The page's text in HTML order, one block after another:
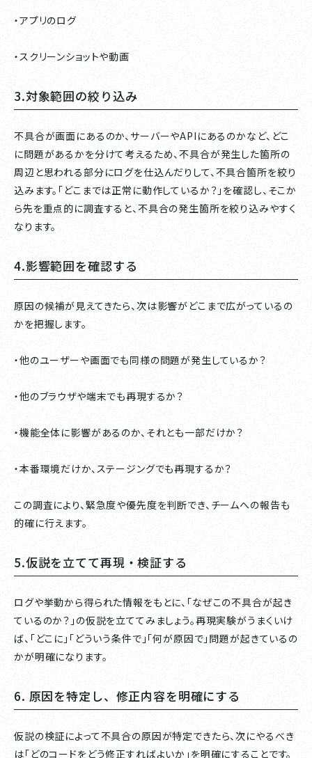
・アプリのログ
・スクリーンショットや動画
3.対象範囲の絞り込み
不具合が画面にあるのか、サーバーやAPIにあるのかなど、どこ
に問題があるかを分けて考えるため、不具合が発生した箇所の
周辺と思われる部分にログを仕込んだりして、不具合箇所を絞り
込みます。「どこまでは正常に動作しているか？」を確認し、そこか
ら先を重点的に調査すると、不具合の発生箇所を絞り込みやすく
なります。
4.影響範囲を確認する
原因の候補が見えてきたら、次は影響がどこまで広がっているの
かを把握します。
・他のユーザーや画面でも同様の問題が発生しているか？
・他のブラウザや端末でも再現するか？
・機能全体に影響があるのか、それとも一部だけか？
・本番環境だけか、ステージングでも再現するか？
この調査により、緊急度や優先度を判断でき、チームへの報告も
的確に行えます。
5.仮説を立てて再現・検証する
ログや挙動から得られた情報をもとに、「なぜこの不具合が起き
ているのか？」の仮説を立ててみましょう。再現実験がうまくいけ
ば、「どこに」「どういう条件で」「何が原因で」問題が起きているの
かが明確になります。
6. 原因を特定し、修正内容を明確にする
仮説の検証によって不具合の原因が特定できたら、次にやるべき
は「どのコードをどう修正すればよいか」を明確にすることです。